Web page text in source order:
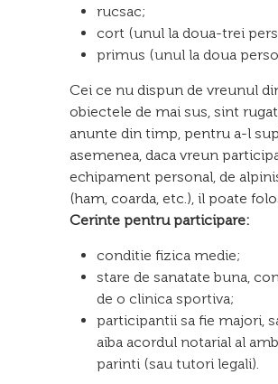
rucsac;
cort (unul la doua-trei
primus (unul la doua
Cei ce nu dispun de vreunul
obiectele de mai sus, sint
anunte din timp, pentru a-l
asemenea, daca vreun
echipament personal, de
(ham, coarda, etc.), il poate
Cerinte pentru participare:
conditie fizica medie;
stare de sanatate buna,
de o clinica sportiva;
participantii sa fie majori,
aiba acordul notarial al
parinti (sau tutori legali).